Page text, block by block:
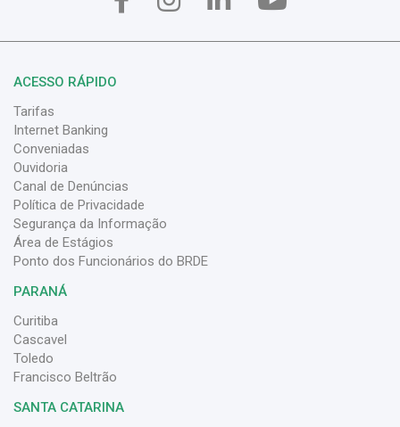
ACESSO RÁPIDO
Tarifas
Internet Banking
Conveniadas
Ouvidoria
Canal de Denúncias
Política de Privacidade
Segurança da Informação
Área de Estágios
Ponto dos Funcionários do BRDE
PARANÁ
Curitiba
Cascavel
Toledo
Francisco Beltrão
SANTA CATARINA